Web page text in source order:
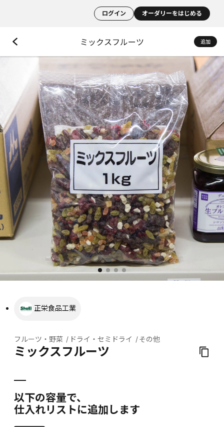
ログイン オーダリーをはじめる
ミックスフルーツ 追加
正栄食品工業
フルーツ・野菜 ドライ・セミドライ その他
ミックスフルーツ
以下の容量で、
仕入れリストに追加します